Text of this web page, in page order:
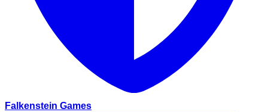
Falkenstein Games